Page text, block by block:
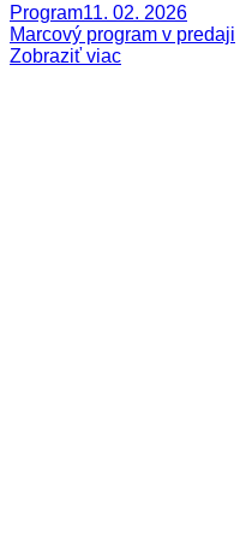
Program11. 02. 2026
Marcový program v predaji
Zobraziť viac